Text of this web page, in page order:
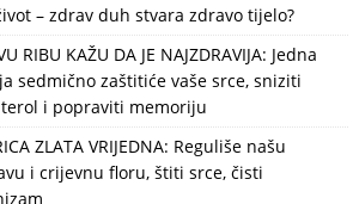
– zdrav duh stvara zdravo tijelo?
RIBU KAŽU DA JE NAJZDRAVIJA: Jedna
sedmično zaštitiće vaše srce, sniziti
i popraviti memoriju
ZLATA VRIJEDNA: Reguliše našu
i crijevnu floru, štiti srce, čisti